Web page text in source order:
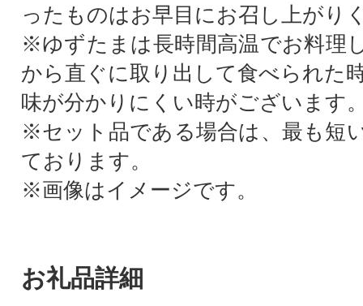
ったものはお早目にお召し上がり
※ゆずたまは長時間高温でお料理
から直ぐに取り出して食べられた
味が分かりにくい時がございます
※セット品である場合は、最も短
ております。
※画像はイメージです。
お礼品詳細